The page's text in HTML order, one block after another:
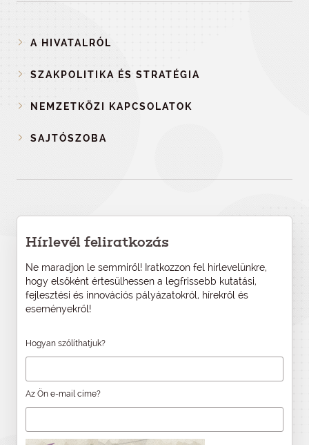
A HIVATALRÓL
SZAKPOLITIKA ÉS STRATÉGIA
NEMZETKÖZI KAPCSOLATOK
SAJTÓSZOBA
Hírlevél feliratkozás
Ne maradjon le semmiről! Iratkozzon fel hírlevelünkre,
hogy elsőként értesülhessen a legfrissebb kutatási,
fejlesztési és innovációs pályázatokról, hírekről és
eseményekről!
Hogyan szólíthatjuk?
Az Ön e-mail címe?